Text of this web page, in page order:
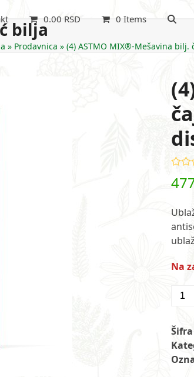
0.00 RSD 0 Items
bilja
» Prodavnica » (4) ASTMO MIX®-Mešavina
5.00
Na
(4)
bilj.
čaja